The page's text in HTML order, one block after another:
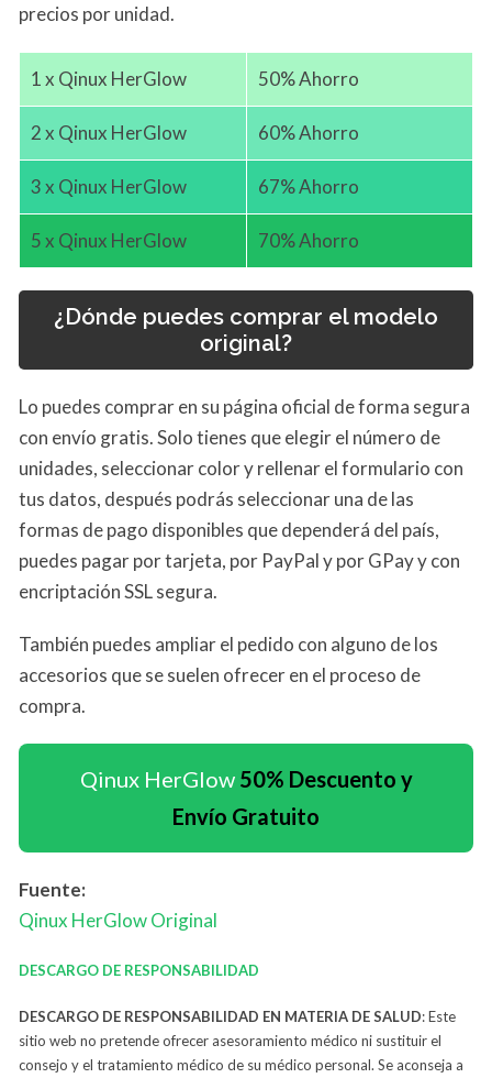
precios por unidad.
1 x Qinux HerGlow 50% Ahorro
2 x Qinux HerGlow 60% Ahorro
3 x Qinux HerGlow 67% Ahorro
5 x Qinux HerGlow 70% Ahorro
¿Dónde puedes comprar el modelo
original?
Lo puedes comprar en su página oficial de forma segura
con envío gratis. Solo tienes que elegir el número de
unidades, seleccionar color y rellenar el formulario con
tus datos, después podrás seleccionar una de las
formas de pago disponibles que dependerá del país,
puedes pagar por tarjeta, por PayPal y por GPay y con
encriptación SSL segura.
También puedes ampliar el pedido con alguno de los
accesorios que se suelen ofrecer en el proceso de
compra.
Qinux HerGlow 50% Descuento y
Envío Gratuito
Fuente:
Qinux HerGlowOriginal
DESCARGO DE RESPONSABILIDAD
DESCARGO DE RESPONSABILIDAD EN MATERIA DE SALUD: Este
sitio web no pretende ofrecer asesoramiento médico ni sustituir el
consejo y el tratamiento médico de su médico personal. Se aconseja a